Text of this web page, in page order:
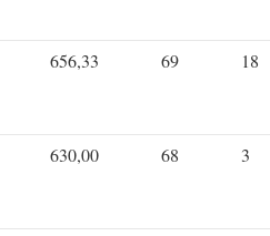
656,33 69 18
630,00 68 3